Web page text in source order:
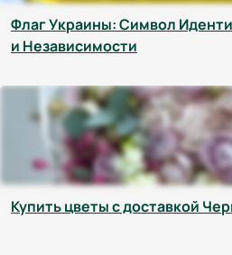
Флаг Украины: Символ
и Независимости
Купить цветы с доставкой